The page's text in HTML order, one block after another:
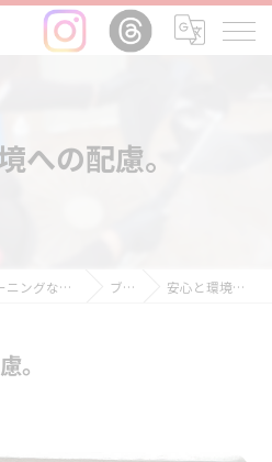
への配慮。
埼玉県越谷市のハウスクリーニングならおそうじ革命越谷大袋店 ブログ 安心と環境への配慮。
。